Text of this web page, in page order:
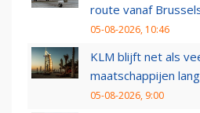
route vanaf
05-08-2026, 10:46
KLM blijft net als
maatschappijen
05-08-2026, 9:00